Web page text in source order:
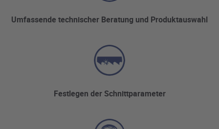
Umfassende technischer Beratung und Produktauswahl
Festlegen der Schnittparameter